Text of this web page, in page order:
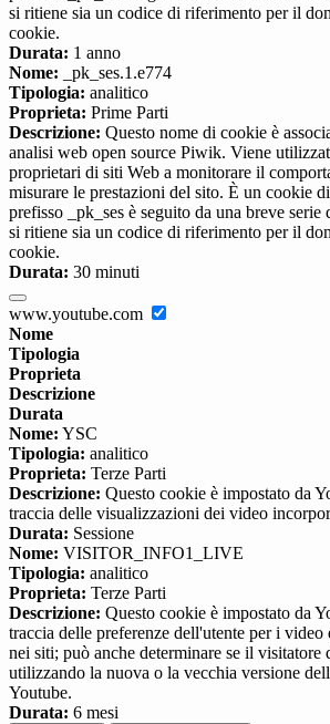
si ritiene sia un codice di riferimento per il
cookie.
Durata: 1 anno
Nome: _pk_ses.1.e774
Tipologia: analitico
Proprieta: Prime Parti
Descrizione: Questo nome di cookie è
analisi web open source Piwik. Viene
proprietari di siti Web a monitorare il
misurare le prestazioni del sito. È un cookie
prefisso _pk_ses è seguito da una breve serie
si ritiene sia un codice di riferimento per il
cookie.
Durata: 30 minuti
www.youtube.com
Nome
Tipologia
Proprieta
Descrizione
Durata
Nome: YSC
Tipologia: analitico
Proprieta: Terze Parti
Descrizione: Questo cookie è impostato da
traccia delle visualizzazioni dei video
Durata: Sessione
Nome: VISITOR_INFO1_LIVE
Tipologia: analitico
Proprieta: Terze Parti
Descrizione: Questo cookie è impostato da
traccia delle preferenze dell'utente per i
nei siti; può anche determinare se il visitatore
utilizzando la nuova o la vecchia versione
Youtube.
Durata: 6 mesi